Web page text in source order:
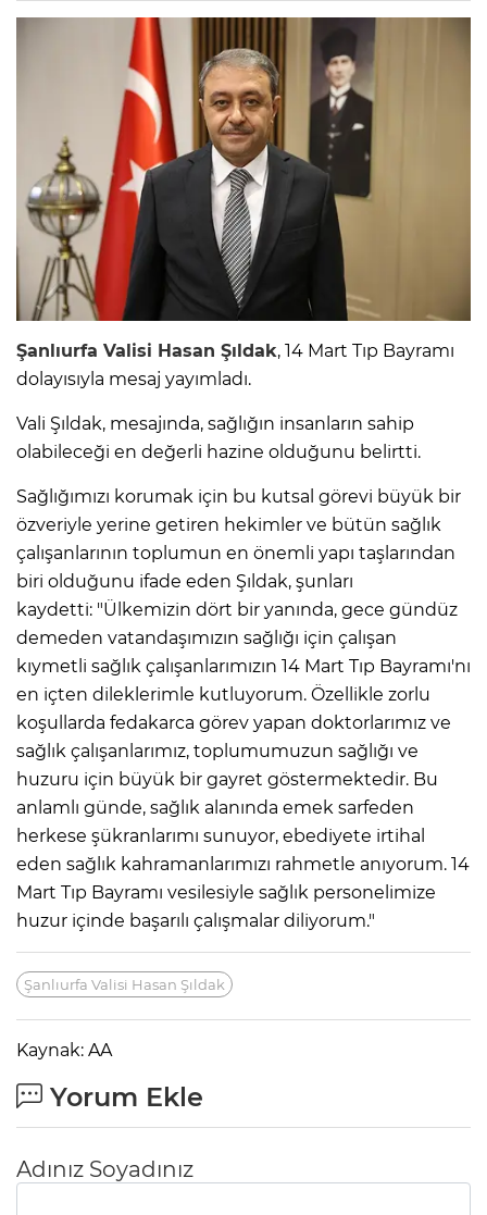
Şanlıurfa Valisi Hasan Şıldak, 14 Mart Tıp Bayramı
dolayısıyla mesaj yayımladı.
Vali Şıldak, mesajında, sağlığın insanların sahip
olabileceği en değerli hazine olduğunu belirtti.
Sağlığımızı korumak için bu kutsal görevi büyük bir
özveriyle yerine getiren hekimler ve bütün sağlık
çalışanlarının toplumun en önemli yapı taşlarından
biri olduğunu ifade eden Şıldak, şunları
kaydetti: "Ülkemizin dört bir yanında, gece gündüz
demeden vatandaşımızın sağlığı için çalışan
kıymetli sağlık çalışanlarımızın 14 Mart Tıp Bayramı'nı
en içten dileklerimle kutluyorum. Özellikle zorlu
koşullarda fedakarca görev yapan doktorlarımız ve
sağlık çalışanlarımız, toplumumuzun sağlığı ve
huzuru için büyük bir gayret göstermektedir. Bu
anlamlı günde, sağlık alanında emek sarfeden
herkese şükranlarımı sunuyor, ebediyete irtihal
eden sağlık kahramanlarımızı rahmetle anıyorum. 14
Mart Tıp Bayramı vesilesiyle sağlık personelimize
huzur içinde başarılı çalışmalar diliyorum."
Şanlıurfa Valisi Hasan Şıldak
Kaynak: AA
Yorum Ekle
Adınız Soyadınız